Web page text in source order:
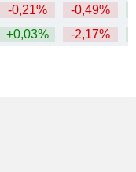
-0,21% -0,49%
+0,03% -2,17%